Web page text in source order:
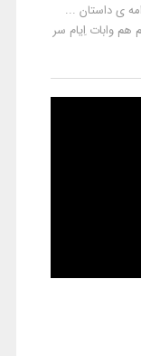
ی داستان ...
وابات اِیام سر